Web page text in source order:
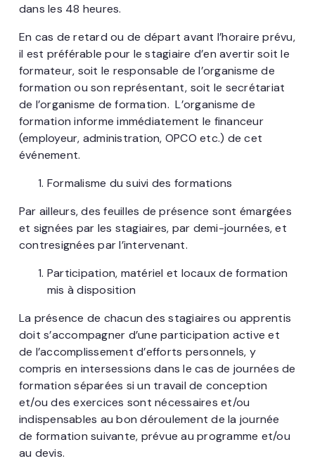
dans les 48 heures.
En cas de retard ou de départ avant l’horaire prévu,
il est préférable pour le stagiaire d’en avertir soit le
formateur, soit le responsable de l’organisme de
formation ou son représentant, soit le secrétariat
de l’organisme de formation. L’organisme de
formation informe immédiatement le financeur
(employeur, administration, OPCO etc.) de cet
événement.
Formalisme du suivi des formations
Par ailleurs, des feuilles de présence sont émargées
et signées par les stagiaires, par demi-journées, et
contresignées par l’intervenant.
Participation, matériel et locaux de formation
mis à disposition
La présence de chacun des stagiaires ou apprentis
doit s’accompagner d’une participation active et
de l’accomplissement d’efforts personnels, y
compris en intersessions dans le cas de journées de
formation séparées si un travail de conception
et/ou des exercices sont nécessaires et/ou
indispensables au bon déroulement de la journée
de formation suivante, prévue au programme et/ou
au devis.